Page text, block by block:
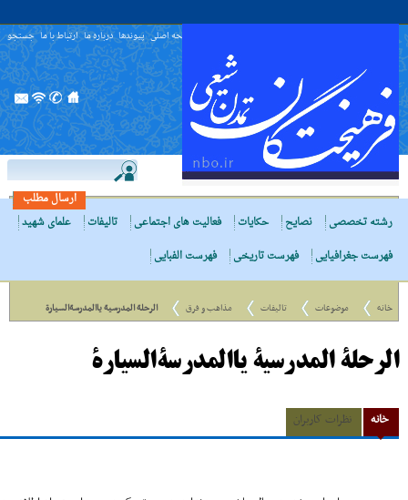
صفحه اصلی پیوندها درباره ما ارتباط با ما جستجو
ارسال مطلب
رشته تخصصی
نصایح حکایات فعالیت های اجتماعی تالیفات
علمای شهید
فهرست جغرافیایی
فهرست تاریخی فهرست الفبایی
خانه موضوعات تالیفات مذاهب و فرق الرحلة المدرسیة یاالمدرسةالسیارة
الرحلة المدرسیة یاالمدرسةالسیارة
خانه نظرات کاربران